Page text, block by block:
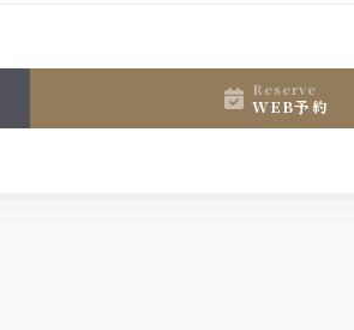
reserve
WEB予約